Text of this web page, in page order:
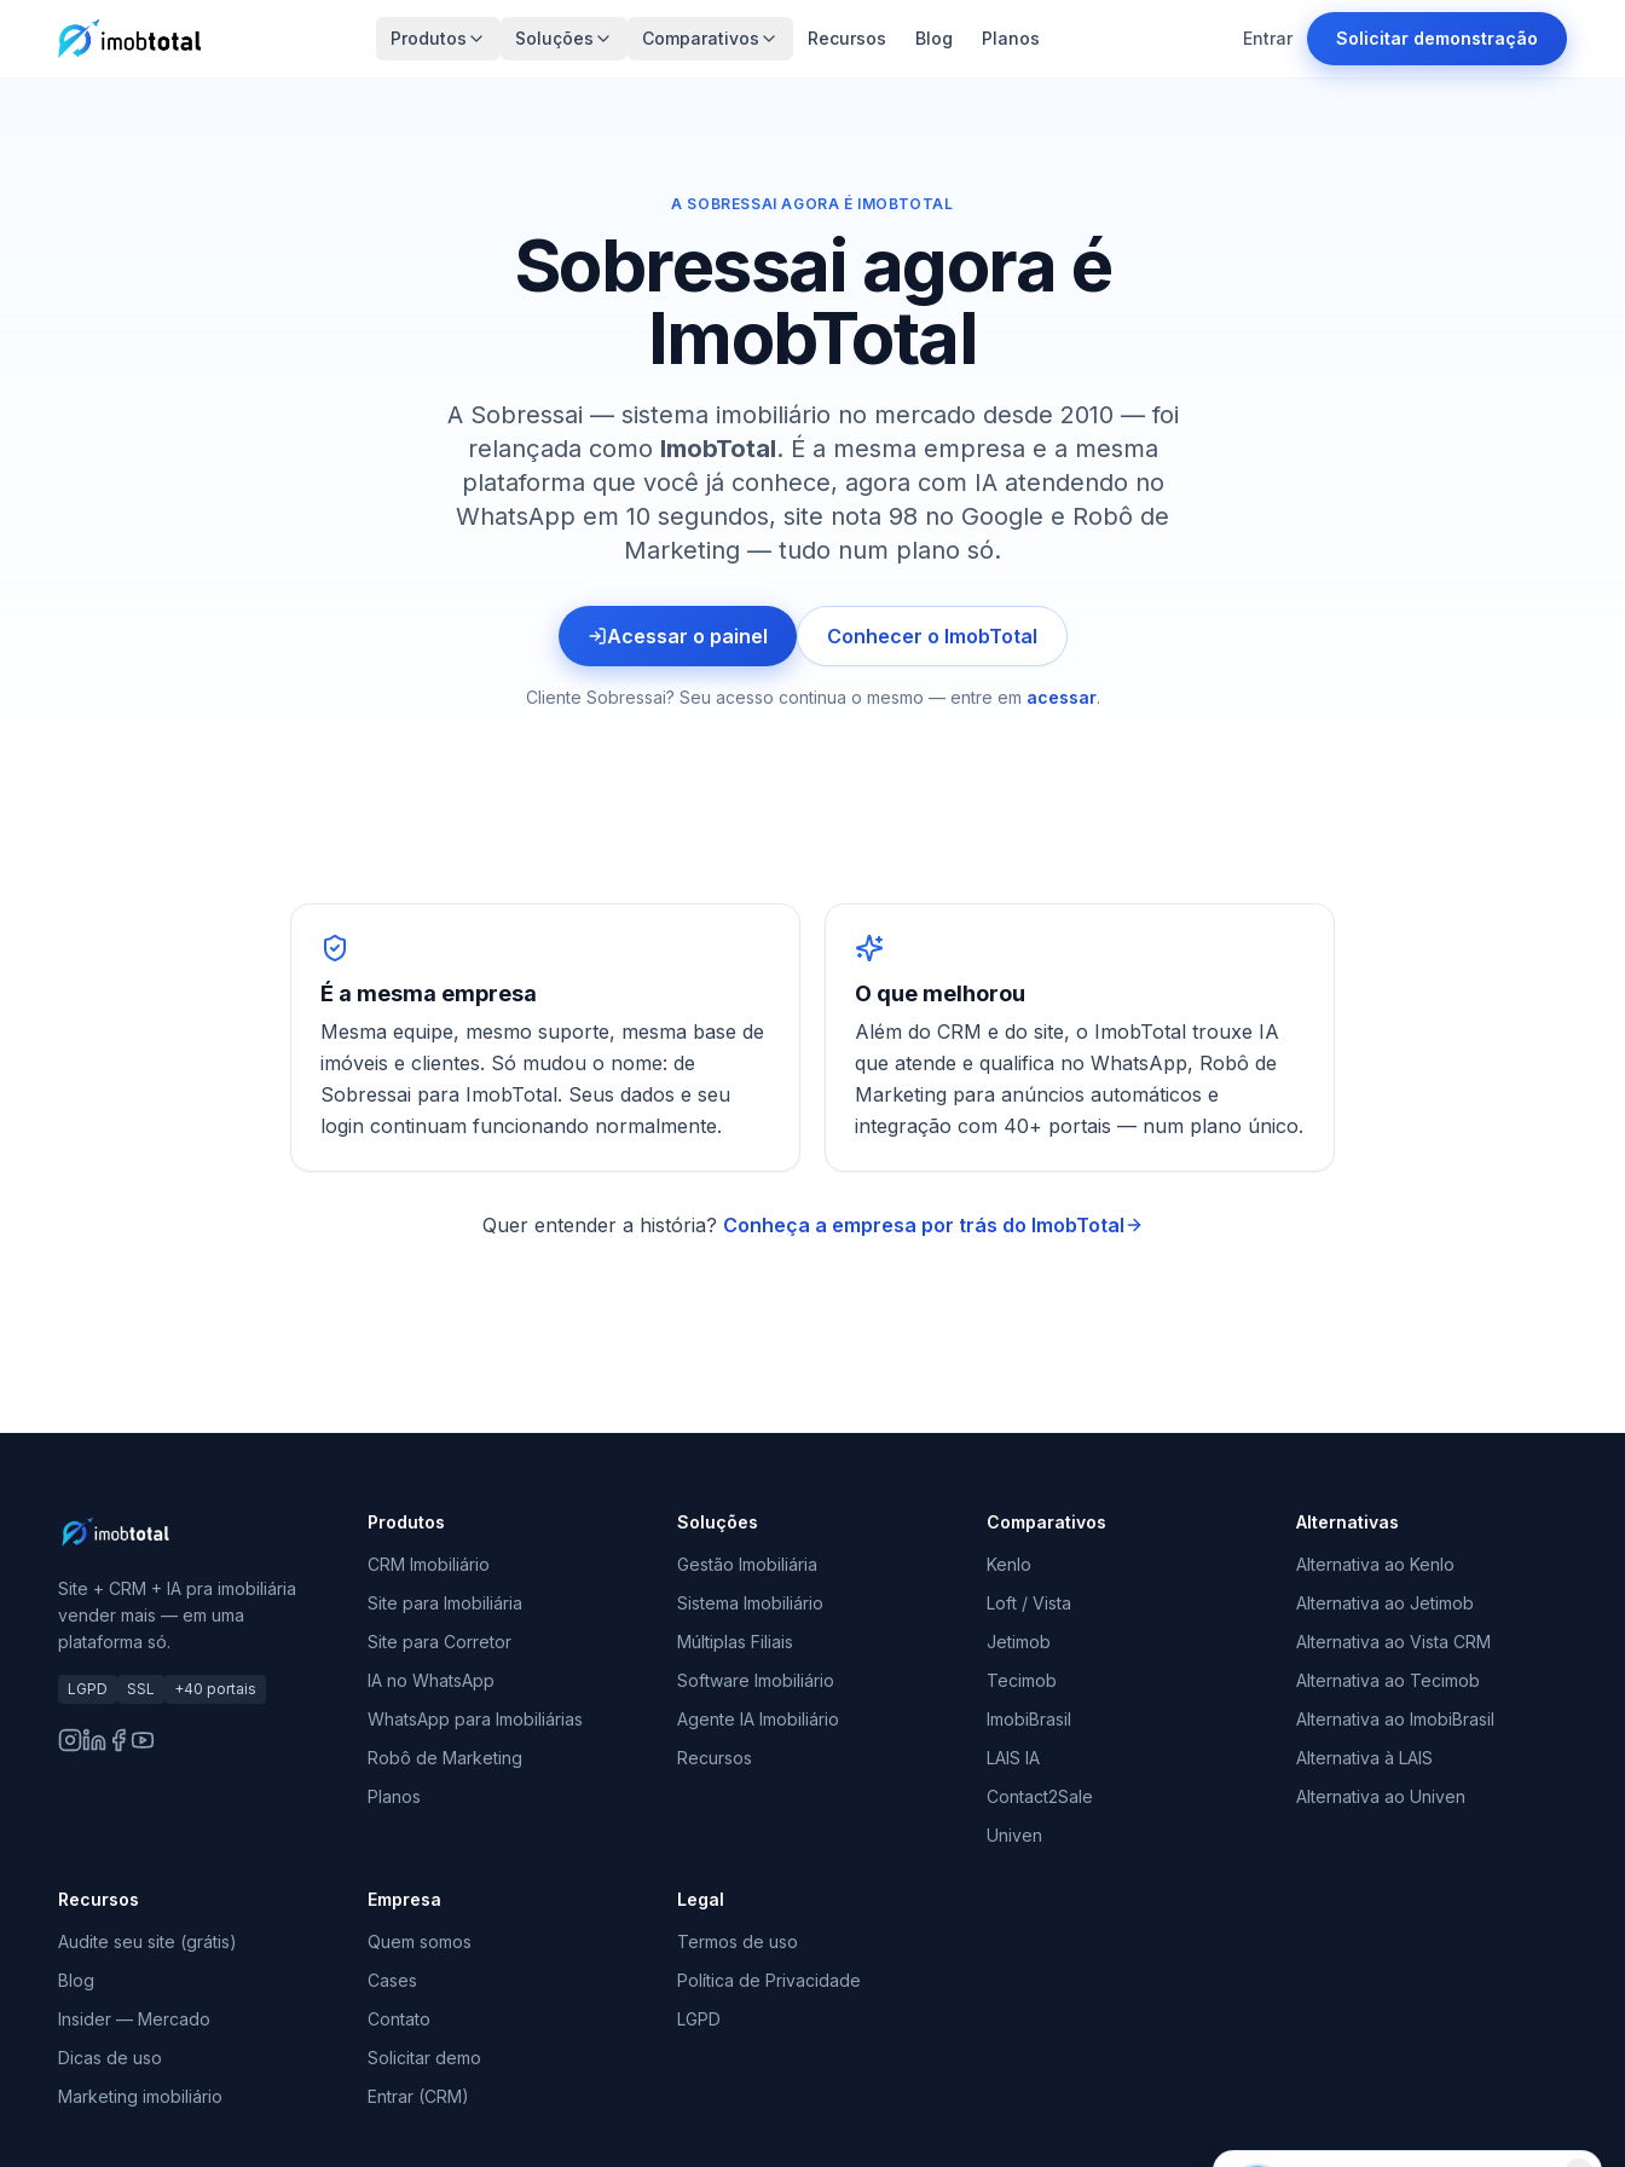
Produtos Soluções Comparativos Recursos Blog Planos Entrar Solicitar demonstração
A SOBRESSAI AGORA É IMOBTOTAL
Sobressai agora é
ImobTotal
A Sobressai — sistema imobiliário no mercado desde 2010 — foi
relançada como ImobTotal. É a mesma empresa e a mesma
plataforma que você já conhece, agora com IA atendendo no
WhatsApp em 10 segundos, site nota 98 no Google e Robô de
Marketing — tudo num plano só.
Acessar o painel Conhecer o ImobTotal
Cliente Sobressai? Seu acesso continua o mesmo — entre em acessar.
É a mesma empresa
Mesma equipe, mesmo suporte, mesma base de
imóveis e clientes. Só mudou o nome: de
Sobressai para ImobTotal. Seus dados e seu
login continuam funcionando normalmente.
O que melhorou
Além do CRM e do site, o ImobTotal trouxe IA
que atende e qualifica no WhatsApp, Robô de
Marketing para anúncios automáticos e
integração com 40+ portais — num plano único.
Quer entender a história? Conheça a empresa por trás do ImobTotal
Site + CRM + IA pra imobiliária
vender mais — em uma
plataforma só.
LGPD SSL +40 portais
Produtos
CRM Imobiliário
Site para Imobiliária
Site para Corretor
IA no WhatsApp
WhatsApp para Imobiliárias
Robô de Marketing
Planos
Soluções
Gestão Imobiliária
Sistema Imobiliário
Múltiplas Filiais
Software Imobiliário
Agente IA Imobiliário
Recursos
Comparativos
Kenlo
Loft / Vista
Jetimob
Tecimob
ImobiBrasil
LAIS IA
Contact2Sale
Univen
Alternativas
Alternativa ao Kenlo
Alternativa ao Jetimob
Alternativa ao Vista CRM
Alternativa ao Tecimob
Alternativa ao ImobiBrasil
Alternativa à LAIS
Alternativa ao Univen
Recursos
Audite seu site (grátis)
Blog
Insider — Mercado
Dicas de uso
Marketing imobiliário
Empresa
Quem somos
Cases
Contato
Solicitar demo
Entrar (CRM)
Legal
Termos de uso
Política de Privacidade
LGPD